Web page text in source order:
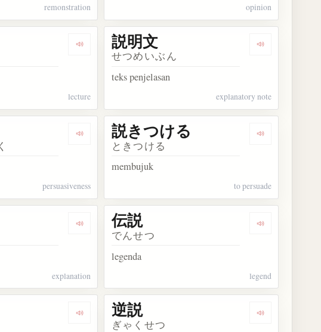
remonstration opinion
Dengarkan kosakata 説法
lecture
Dengarkan
説明文
せつめいぶん
teks penjelasan
explanatory note
Dengarkan kosakata 説得力
persuasiveness
Dengarkan
説きつける
ときつける
membujuk
to persuade
Dengarkan kosakata 解説
explanation
Dengarkan
伝説
でんせつ
legenda
legend
Dengarkan kosakata 私小説 Dengarkan
逆説
ぎゃくせつ